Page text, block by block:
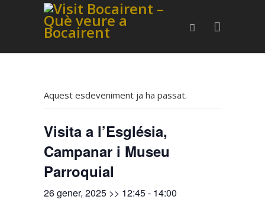
Aquest esdeveniment ja ha passat.
Visita a l’Església,
Campanar i Museu
Parroquial
26 gener, 2025 >> 12:45- 14:00